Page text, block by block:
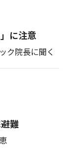
に注意
ク院長に聞く
難